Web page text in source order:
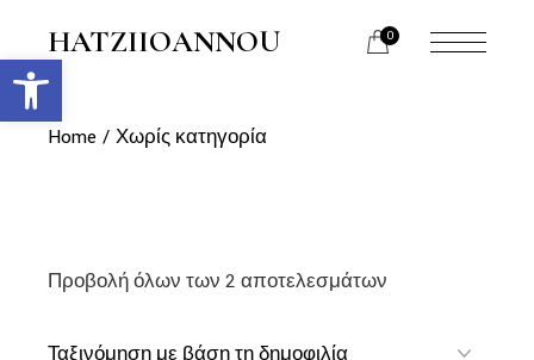
content
HATZIIOANNOU 0
menu
Home Χωρίς κατηγορία
Προβολή όλων των 2 αποτελεσμάτων
Ανοίξτε τη γραμμή εργαλείων